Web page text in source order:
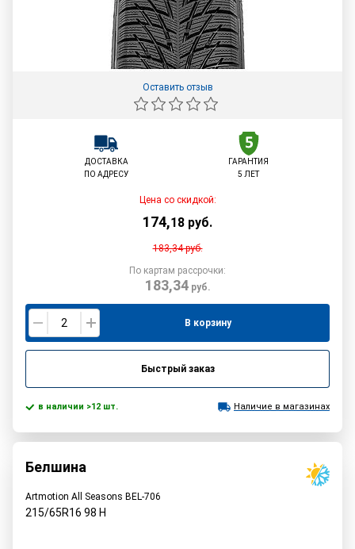
Оставить отзыв
ДОСТАВКА
ПО АДРЕСУ
ГАРАНТИЯ
5 ЛЕТ
Цена со скидкой:
174,18 руб.
183,34руб.
По картам рассрочки:
183,34руб.
В корзину
Быстрый заказ
в наличии >12 шт. Наличие в магазинах
Белшина
Artmotion All Seasons BEL-706
215/65R16 98 H